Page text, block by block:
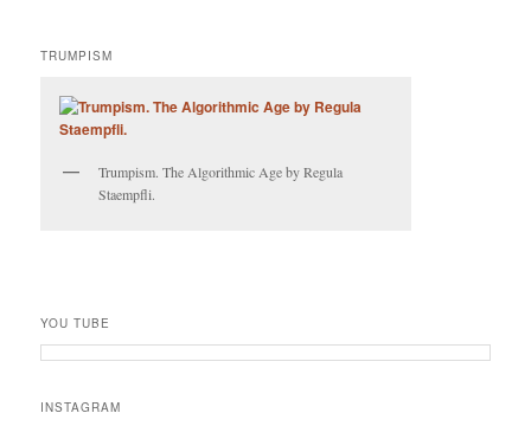
TRUMPISM
Trumpism. The Algorithmic Age by Regula
Staempfli.
YOU TUBE
INSTAGRAM